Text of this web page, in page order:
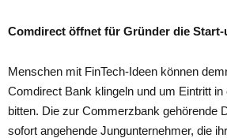
Comdirect öffnet für Gründer die Start-
Menschen mit FinTech-Ideen können
Comdirect Bank klingeln und um Eintritt
bitten. Die zur Commerzbank gehörende
sofort angehende Jungunternehmer, die